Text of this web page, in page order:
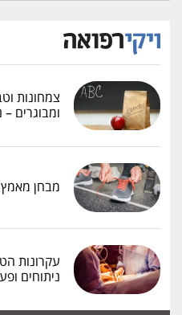
צמחונות
ומבוגרים –
מבחן מאמץ
עקרונות
ניתוחים